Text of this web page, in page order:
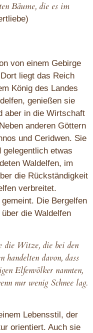
Bäume, die es im
von einem Gebirge
Dort liegt das Reich
König des Landes
genießen sie
aber in die Wirtschaft
anderen Göttern
und Ceridwen. Sie
etwas
Waldelfen, im
die Rückständigkeit
verbreitet.
Die Bergelfen
die Waldelfen
die Witze, die bei den
handelten davon, dass
Elfenvölker nannten,
nur wenig Schnee lag.
Lebensstil, der
orientiert. Auch sie